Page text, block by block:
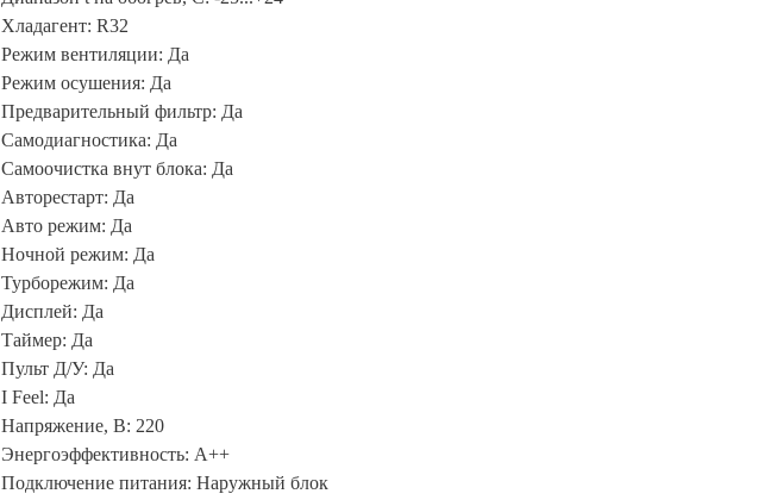
Хладагент: R32
Режим вентиляции: Да
Режим осушения: Да
Предварительный фильтр: Да
Самодиагностика: Да
Самоочистка внут блока: Да
Авторестарт: Да
Авто режим: Да
Ночной режим: Да
Турборежим: Да
Дисплей: Да
Таймер: Да
Пульт Д/У: Да
I Feel: Да
Напряжение, В: 220
Энергоэффективность: A++
Подключение питания: Наружный блок